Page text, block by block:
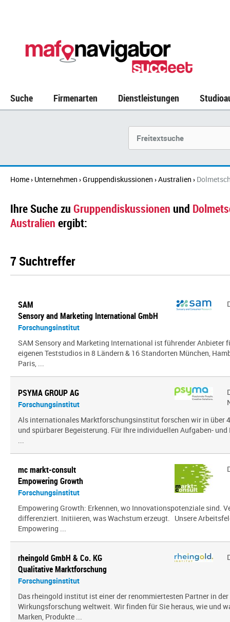
Suche Firmenarten Dienstleistungen
Home› Unternehmen ›Gruppendiskussionen ›Australien ›
Ihre Suche zu Gruppendiskussionen und
Australien ergibt:
7 Suchtreffer
SAM
Sensory and Marketing International GmbH
Forschungsinstitut
SAM Sensory and Marketing International ist führender Anbieter
eigenen Teststudios in 8 Ländern & 16 Standorten München,
Paris, ...
PSYMA GROUP AG
Forschungsinstitut
Als internationales Marktforschungsinstitut forschen wir in über
und spürbarer Begeisterung. Für Ihre individuellen Aufgaben-
...
mc markt-consult
Empowering Growth
Forschungsinstitut
Empowering Growth: Erkennen, wo Innovationspotenziale sind.
differenziert. Initiieren, was Wachstum erzeugt. Unsere
Empowering ...
rheingold GmbH & Co. KG
Qualitative Marktforschung
Forschungsinstitut
Das rheingold institut ist einer der renommiertesten Partner in
Wirkungsforschung weltweit. Wir finden für Sie heraus, wie und
Marken, Produkte ...